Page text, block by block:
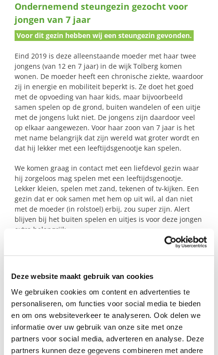
Deze website maakt gebruik van cookies
We gebruiken cookies om content en advertenties te
personaliseren, om functies voor social media te bieden
en om ons websiteverkeer te analyseren. Ook delen we
informatie over uw gebruik van onze site met onze
partners voor social media, adverteren en analyse. Deze
partners kunnen deze gegevens combineren met andere
naar:
Ondernemend steungezin gezocht voor
jongen van 7 jaar
Voor dit gezin hebben wij een steungezin gevonden.
Eind 2019 is deze alleenstaande moeder met haar twee
jongens (van 12 en 7 jaar) in de wijk Tolberg komen
wonen. De moeder heeft een chronische ziekte, waardoor
zij in energie en mobiliteit beperkt is. Ze doet het goed
met de opvoeding van haar kids, maar bijvoorbeeld
samen spelen op de grond, buiten wandelen of een uitje
met de jongens lukt niet. De jongens zijn daardoor veel
op elkaar aangewezen. Voor haar zoon van 7 jaar is het
met name belangrijk dat zijn wereld wat groter wordt en
dat hij lekker met een leeftijdsgenootje kan spelen.
We komen graag in contact met een liefdevol gezin waar
hij zorgeloos mag spelen met een leeftijdsgenootje.
Lekker kleien, spelen met zand, tekenen of tv-kijken. Een
gezin dat er ook samen met hem op uit wil, al dan niet
met de moeder (in rolstoel) erbij, zou super zijn. Alert
blijven bij het buiten spelen en uitjes is voor deze jongen
extra belangrijk.
Profiel steungezin
Buurtgezinnen in Roosendaal zoekt een
steungezin: